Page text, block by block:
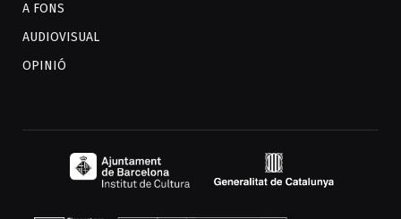
A FONS
AUDIOVISUAL
OPINIÓ